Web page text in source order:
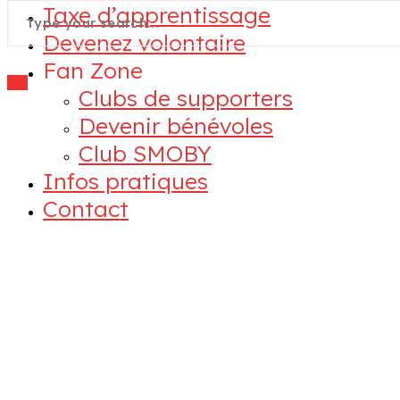
Taxe d’apprentissage
Devenez volontaire
Fan Zone
Clubs de supporters
Devenir bénévoles
Club SMOBY
Infos pratiques
Contact